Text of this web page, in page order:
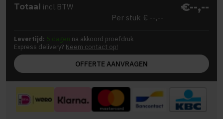
Totaal incl.BTW €--,--
Per stuk € --,--
Levertijd: 5 dagen na akkoord proefdruk
Express delivery? Neem contact op!
OFFERTE AANVRAGEN